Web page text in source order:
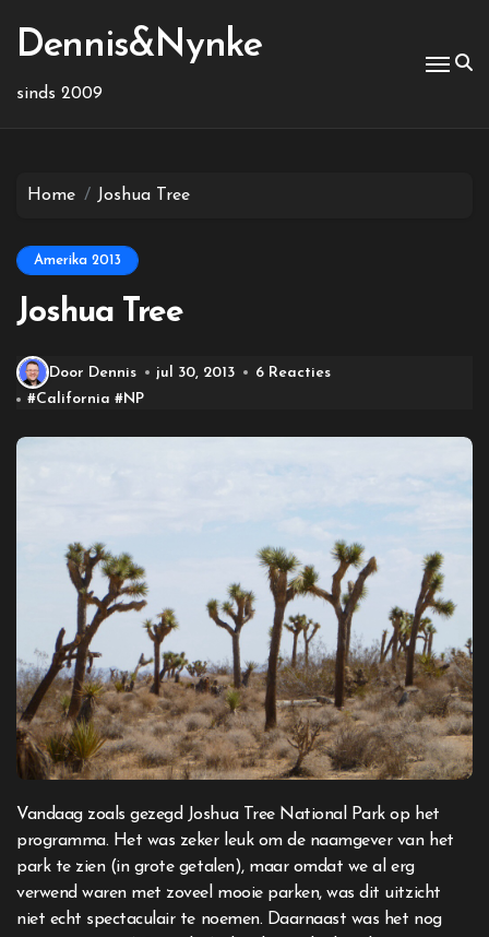
naar
inhoud
Dennis&Nynke
sinds 2009
Home Joshua Tree
Amerika 2013
Joshua Tree
Door Dennis jul 30, 2013
6 Reacties
#California #NP
Vandaag zoals gezegd Joshua Tree National Park op het
programma. Het was zeker leuk om de naamgever van het
park te zien (in grote getalen), maar omdat we al erg
verwend waren met zoveel mooie parken, was dit uitzicht
niet echt spectaculair te noemen. Daarnaast was het nog